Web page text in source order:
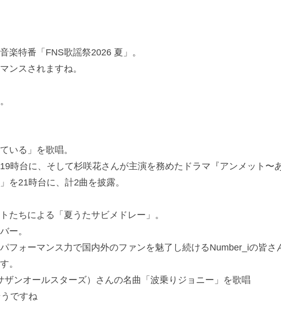
楽特番「FNS歌謡祭2026 夏」。
ンスされますね。
いる」を歌唱。
時台に、そして杉咲花さんが主演を務めたドラマ『アンメット〜
を21時台に、計2曲を披露。
たちによる「夏うたサビメドレー」。
ー。
フォーマンス力で国内外のファンを魅了し続けるNumber_iの皆さ
。
ンオールスターズ）さんの名曲「波乗りジョニー」を歌唱
ですね